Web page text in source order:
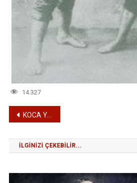
ADALI HALİL - KURTDERELİ MEHMET
14.327
Yazı
gezinmesi
KOCA YUSUF
İLGINIZI ÇEKEBILIR...